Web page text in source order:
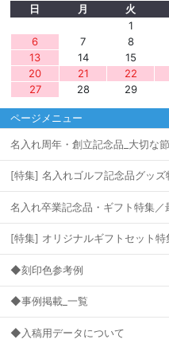
日
月 火
1
6
7 8
13
14 15
20
21 22
27
28 29
ページメニュー
名入れ周年・創立記念品_大切な
[特集] 名入れゴルフ記念品グッズ
名入れ卒業記念品・ギフト特集
[特集] オリジナルギフトセット特
◆刻印色参考例
◆事例掲載_一覧
◆入稿用データについて